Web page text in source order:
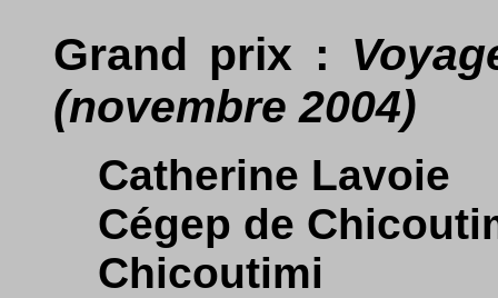
Grand prix :
(novembre 2004)
Catherine Lavoie
Cégep de
Chicoutimi